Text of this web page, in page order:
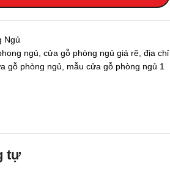
Ngủ
ngủ cửa gỗ phòng ngủ giá rẽ địa chỉ
gỗ phòng ngủ
mẫu cửa gỗ phòng ngủ 1
tự